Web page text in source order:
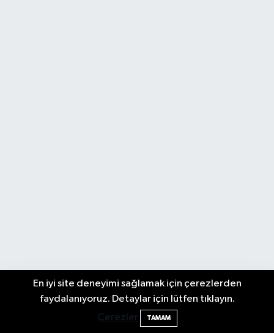
En iyi site deneyimi sağlamak için çerezlerden
faydalanıyoruz. Detaylar için lütfen tıklayın.
Çerezler
TAMAM
Valiliğin yasağına rağmen denize giren
hakem boğuldu